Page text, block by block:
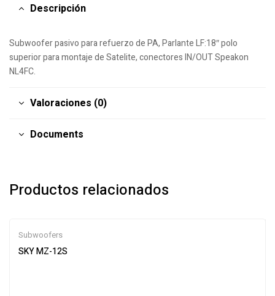
Descripción
Subwoofer pasivo para refuerzo de PA, Parlante LF:18″ polo
superior para montaje de Satelite, conectores IN/OUT Speakon
NL4FC.
Valoraciones (0)
Documents
Productos relacionados
Subwoofers
SKY MZ-12S